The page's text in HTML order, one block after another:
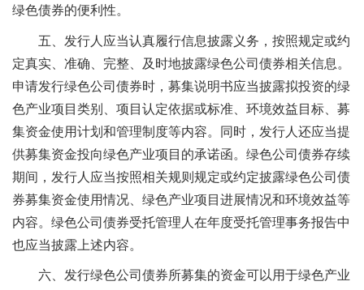
绿色债券的便利性。
五、发行人应当认真履行信息披露义务，按照规定或约
定真实、准确、完整、及时地披露绿色公司债券相关信息。
申请发行绿色公司债券时，募集说明书应当披露拟投资的绿
色产业项目类别、项目认定依据或标准、环境效益目标、募
集资金使用计划和管理制度等内容。同时，发行人还应当提
供募集资金投向绿色产业项目的承诺函。绿色公司债券存续
期间，发行人应当按照相关规则规定或约定披露绿色公司债
券募集资金使用情况、绿色产业项目进展情况和环境效益等
内容。绿色公司债券受托管理人在年度受托管理事务报告中
也应当披露上述内容。
六、发行绿色公司债券所募集的资金可以用于绿色产业